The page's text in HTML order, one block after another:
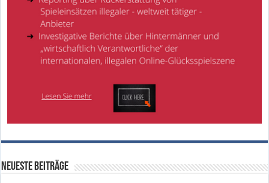
Neueste Beiträge